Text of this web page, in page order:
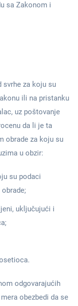
sa Zakonom i
svrhe za koju su
ili na pristanku
uz poštovanje
da li je ta
obrade za koju su
u obzir:
su podaci
uključujući i
odgovarajućih
obezbedi da se